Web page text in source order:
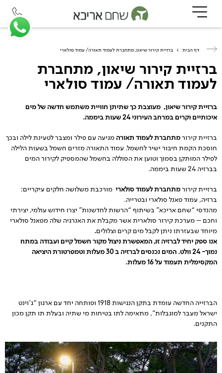
דף הבית > ברזיית קירור שיאון, מתחברת לעמוד תאורה/ עמוד סולארי
ברזיית קירור שיאון, מתחברת
לעמוד תאורה/ עמוד סולארי
ברזיית קירור שיאון, מעוצבת כך שתיתן חוויית משתמש חדשה של מים
איכותיים וקרים במרחב העירוני 24 שעות ביממה.
ברזיית קירור מתחברת לעמוד תאורה מגיעה עם פילר ומצבר לטעינת לילה ובכך
חוסכת הקמת חיבור ישיר לחשמל. עמוד התאורה מזרים חשמל בשעות הלילה
לפילר המותקן בסמוך וטוען את הסוללה בחשמל שהמספיק לקירור המים
בברזיה 24 שעות ביממה.
ברזיית קירור מתחברת לעמוד סולארי מורכבת משלושה חלקים עיקריים:
ברזיה, עמוד פאנל סולארי ובטרייה.
מהנדסי “שחם אריכא” בשיתוף “הרשות לחדשנות” יצרו חידוש עולמי, יצירתי
וחכם – מערכת קירור סולארית אשר מקבלת את האנרגיה שלה מפאנל סולארי
מיוחד שבעזרתו ניתן לקבל מים קרים וצלולים.
אנו ספק יחיד לברזיה זו, המאפשרת ניצול מקור חשמל קיים ועבודה במתח
נמוך- 24 וולט. המים נכנסים לברזיה ב 30 מעלות וטמפרטורת היציאה
המקסימלית תעמוד על 16 מעלות.
הברזייה החדשה עומדת בתקן הנגישות 1918 ופותחה יחד עם ארגון “ג’וינט
ישראל מעבר למוגבלות”, מתאימה לתו בטיחות מי שתיה ובעלת תו תקן מכון
התקנים.